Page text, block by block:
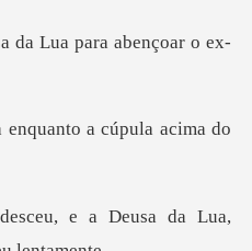
a da Lua para abençoar o
enquanto a cúpula acima do
e a Deusa da Lua,